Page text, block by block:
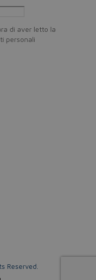
di aver letto la
personali
Reserved.